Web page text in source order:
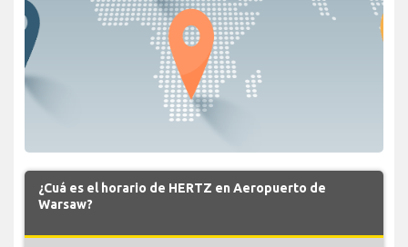
¿Cuá es el horario de HERTZ en Aeropuerto de
Warsaw?